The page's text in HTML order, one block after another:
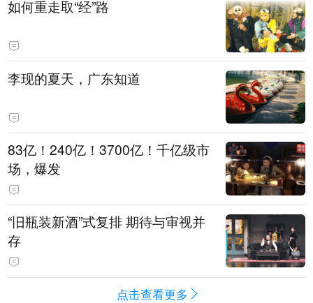
如何重走取“经”路
李现的夏天，广东知道
83亿！240亿！3700亿！千亿级市
场，爆发
“旧瓶装新酒”式复排 期待与审视并
存
点击查看更多